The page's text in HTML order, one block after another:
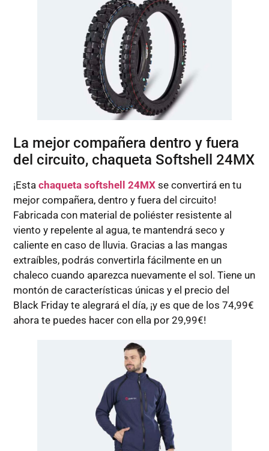
La mejor compañera dentro y fuera
del circuito, chaqueta Softshell 24MX
¡Esta chaqueta softshell 24MX se convertirá en tu
mejor compañera, dentro y fuera del circuito!
Fabricada con material de poliéster resistente al
viento y repelente al agua, te mantendrá seco y
caliente en caso de lluvia. Gracias a las mangas
extraíbles, podrás convertirla fácilmente en un
chaleco cuando aparezca nuevamente el sol. Tiene un
montón de características únicas y el precio del
Black Friday te alegrará el día, ¡y es que de los 74,99€
ahora te puedes hacer con ella por 29,99€!